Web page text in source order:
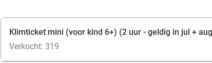
Klimticket mini (voor kind 6+) (2 uur - geldig in jul +
Verkocht: 319